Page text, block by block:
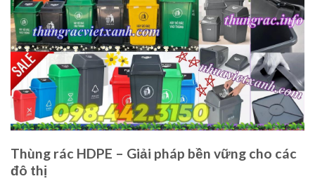
Thùng rác HDPE – Giải pháp bền vững cho các
đô thị